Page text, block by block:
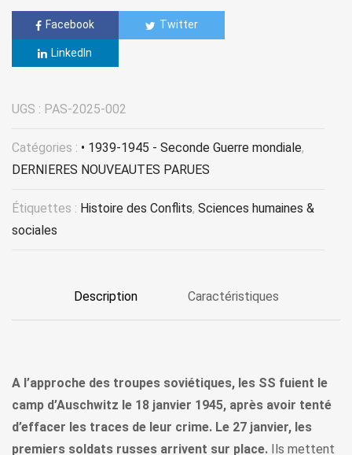
Facebook Twitter
LinkedIn
UGS : PAS-2025-002
Catégories : • 1939-1945 - Seconde Guerre mondiale,
DERNIERES NOUVEAUTES PARUES
Étiquettes : Histoire des Conflits, Sciences humaines &
sociales
Description Caractéristiques
A l’approche des troupes soviétiques, les SS fuient le
camp d’Auschwitz le 18 janvier 1945, après avoir tenté
d’effacer les traces de leur crime. Le 27 janvier, les
premiers soldats russes arrivent sur place. Ils mettent